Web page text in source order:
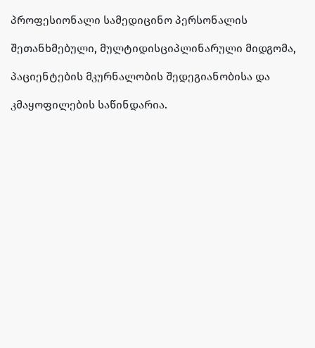
პროფესიონალი სამედიცინო პერსონალის
შეთანხმებული, მულტიდისციპლინარული მიდგომა,
პაციენტების მკურნალობის შედეგიანობისა და
კმაყოფილების საწინდარია.